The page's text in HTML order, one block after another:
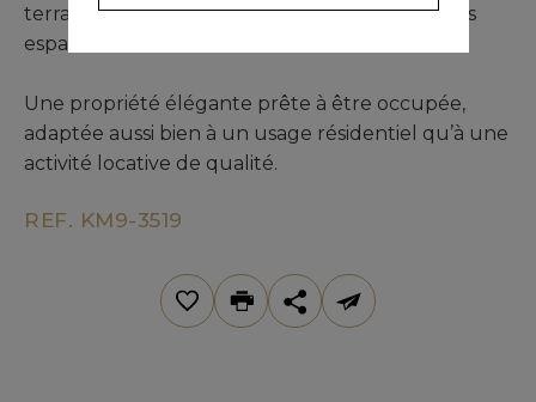
terrasse ensoleillée prolonge agréablement les
espaces de vie.
Une propriété élégante prête à être occupée,
adaptée aussi bien à un usage résidentiel qu’à une
activité locative de qualité.
REF. KM9-3519